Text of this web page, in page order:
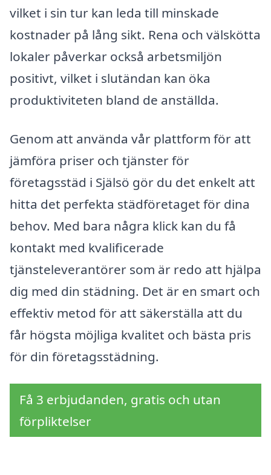
vilket i sin tur kan leda till minskade
kostnader på lång sikt. Rena och välskötta
lokaler påverkar också arbetsmiljön
positivt, vilket i slutändan kan öka
produktiviteten bland de anställda.
Genom att använda vår plattform för att
jämföra priser och tjänster för
företagsstäd i Själsö gör du det enkelt att
hitta det perfekta städföretaget för dina
behov. Med bara några klick kan du få
kontakt med kvalificerade
tjänsteleverantörer som är redo att hjälpa
dig med din städning. Det är en smart och
effektiv metod för att säkerställa att du
får högsta möjliga kvalitet och bästa pris
för din företagsstädning.
Få 3 erbjudanden, gratis och utan
förpliktelser